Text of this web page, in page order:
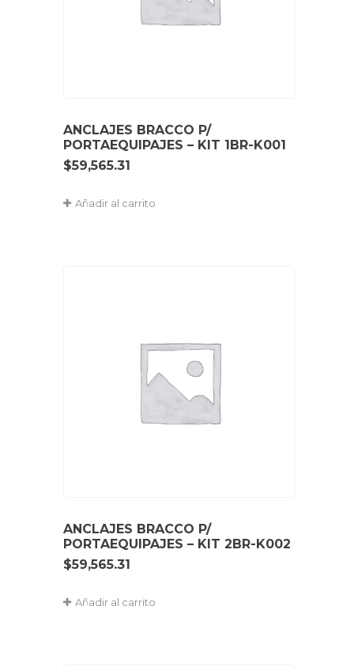
ANCLAJES BRACCO P/
PORTAEQUIPAJES – KIT 1BR-K001
$59,565.31
Añadir al carrito
ANCLAJES BRACCO P/
PORTAEQUIPAJES – KIT 2BR-K002
$59,565.31
Añadir al carrito